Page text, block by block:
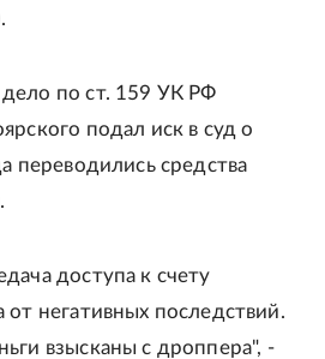
по ст. 159 УК РФ
подал иск в суд о
переводились средства
доступа к счету
негативных последствий.
взысканы с дроппера", -